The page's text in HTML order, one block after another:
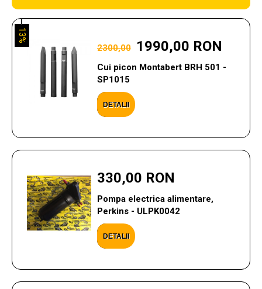
2300,00 1990,00 RON
Cui picon Montabert BRH 501 -
SP1015
DETALII
13%
330,00 RON
Pompa electrica alimentare,
Perkins - ULPK0042
DETALII